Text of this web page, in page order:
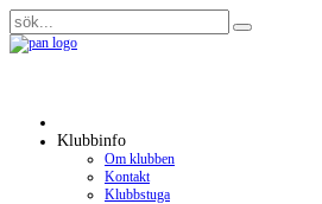
Klubbinfo
Om klubben
Kontakt
Klubbstuga